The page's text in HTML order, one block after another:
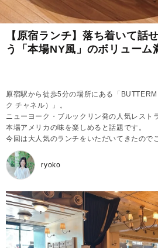
【原宿ランチ】落ち着いて話
う「本場NY風」のボリューム
原宿駅から徒歩5分の場所にある「
ク チャネル）」。
ニューヨーク・ブルックリン発の人気レスト
本場アメリカの味を楽しめると話題です。
今回は大人気のランチをいただいてきたので
ryoko